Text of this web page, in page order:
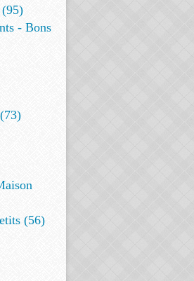
- Bons
(56)